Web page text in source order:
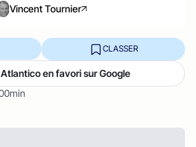
Vincent Tournier
CLASSER
en favori sur Google